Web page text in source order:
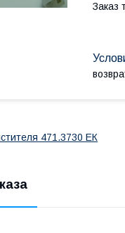
Заказ
471.3730 ЕК